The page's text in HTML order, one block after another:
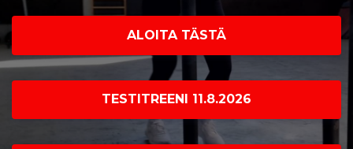
ALOITA TÄSTÄ
TESTITREENI 11.8.2026